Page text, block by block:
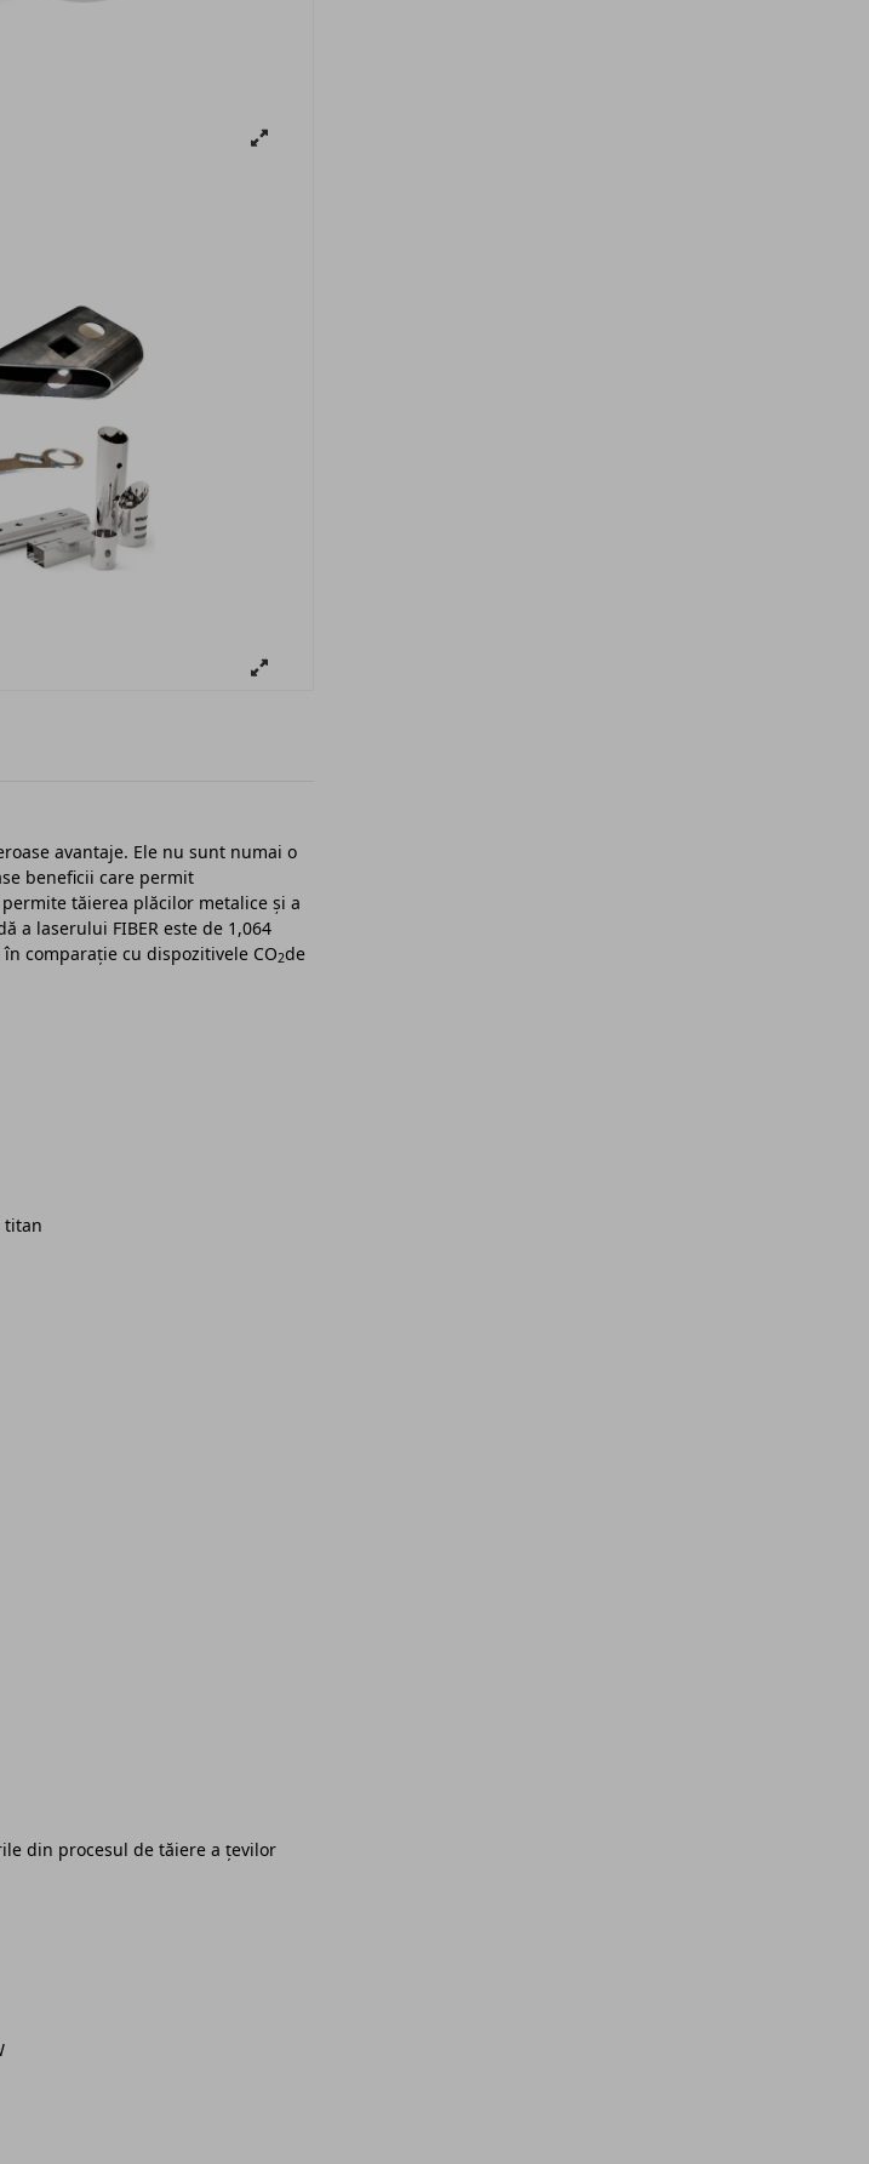
avantaje. Ele nu sunt numai o
beneficii care permit
tăierea plăcilor metalice și a
a laserului FIBER este de 1,064
comparație cu dispozitivele CO2de
titan
din procesul de tăiere a țevilor